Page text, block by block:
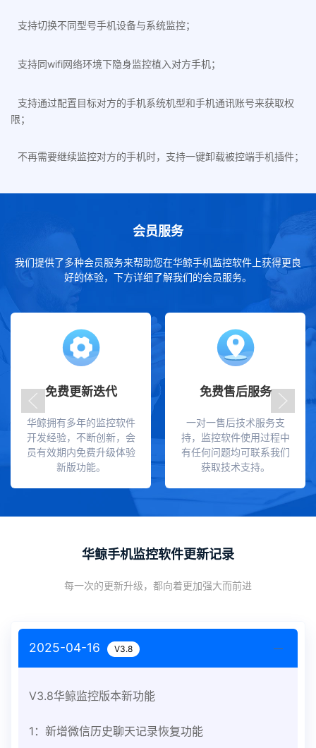
支持切换不同型号手机设备与系统监控；
支持同wifi网络环境下隐身监控植入对方手机；
支持通过配置目标对方的手机系统机型和手机通讯账号来获取权
限；
不再需要继续监控对方的手机时，支持一键卸载被控端手机插件；
会员服务
我们提供了多种会员服务来帮助您在华鲸手机监控软件上获得更良
好的体验，下方详细了解我们的会员服务。
免费更新迭代
华鲸拥有多年的监控软件
开发经验，不断创新，会
员有效期内免费升级体验
新版功能。
免费售后服务
一对一售后技术服务支
持，监控软件使用过程中
有任何问题均可联系我们
获取技术支持。
华鲸手机监控软件更新记录
每一次的更新升级，都向着更加强大而前进
2025-04-16 V3.8
V3.8华鲸监控版本新功能
1：新增微信历史聊天记录恢复功能